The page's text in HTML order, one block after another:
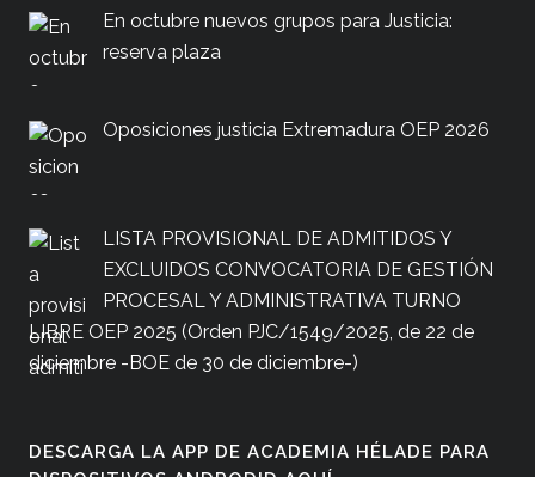
En octubre nuevos grupos para Justicia:
reserva plaza
Oposiciones justicia Extremadura OEP 2026
LISTA PROVISIONAL DE ADMITIDOS Y
EXCLUIDOS CONVOCATORIA DE GESTIÓN
PROCESAL Y ADMINISTRATIVA TURNO
LIBRE OEP 2025 (Orden PJC/1549/2025, de 22 de
diciembre -BOE de 30 de diciembre-)
DESCARGA LA APP DE ACADEMIA HÉLADE PARA